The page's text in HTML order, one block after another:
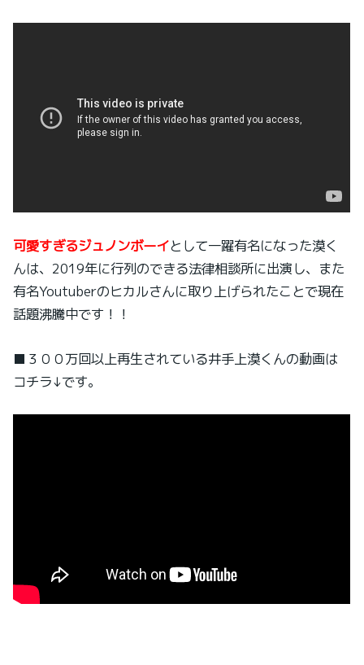
可愛すぎるジュノンボーイとして一躍有名になった漠く
んは、2019年に行列のできる法律相談所に出演し、また
有名Youtuberのヒカルさんに取り上げられたことで現在
話題沸騰中です！！
■３００万回以上再生されている井手上漠くんの動画は
コチラ↓です。